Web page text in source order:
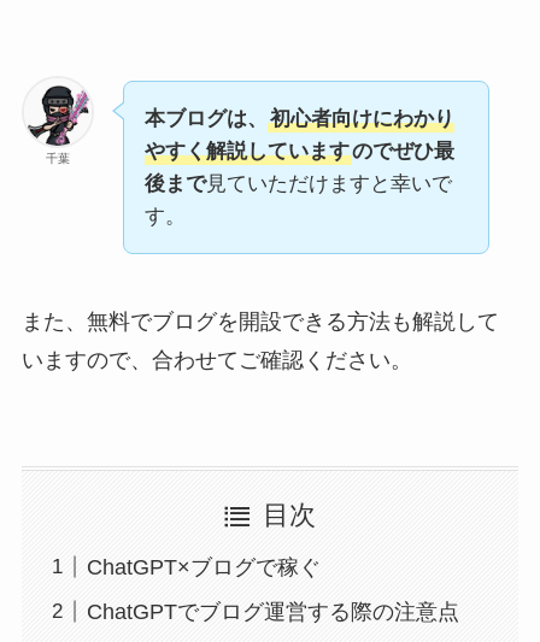
千葉
本ブログは、
初心者向けにわかり
やすく解説していますのでぜひ最
後まで見ていただけますと幸いで
す。
また、無料でブログを開設できる方法も解説して
いますので、合わせてご確認ください。
目次
ChatGPT×ブログで稼ぐ
ChatGPTでブログ運営する際の注意点